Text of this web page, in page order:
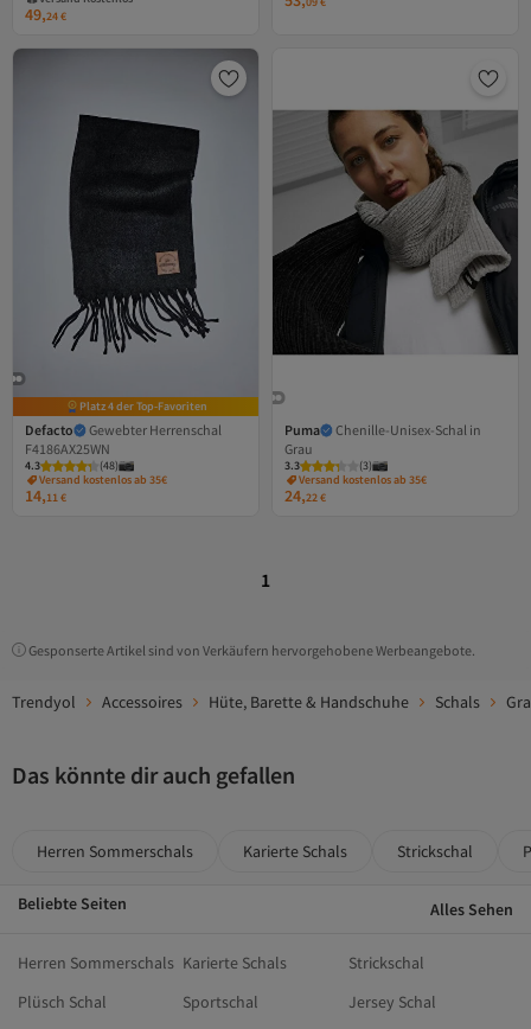
49,24€
Platz 4 der Top-Favoriten
Defacto
Gewebter Herrenschal
F4186AX25WN
4.3 (48)
Versand kostenlos ab 35€
14,11€
Puma
Chenille-Unisex-Schal in
Grau
3.3 (3)
Versand kostenlos ab 35€
24,22€
1
Gesponserte Artikel sind von Verkäufern hervorgehobene Werbeangebote.
Trendyol Accessoires Hüte, Barette & Handschuhe Schals
Das könnte dir auch gefallen
Herren Sommerschals Karierte Schals Strickschal
Beliebte Seiten Alles Sehen
Herren Sommerschals Karierte Schals
Strickschal
Plüsch Schal
Sportschal
Jersey Schal